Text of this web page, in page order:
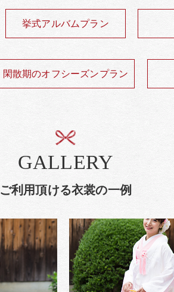
挙式アルバムプラン
閑散期のオフシーズンプラン
ご利用頂ける衣裳の一例
GALLERY